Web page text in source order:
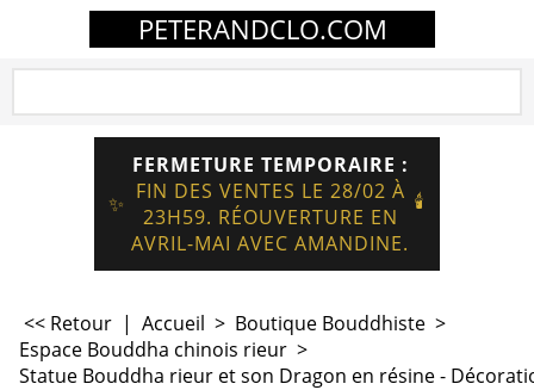
PETERANDCLO.COM
✨
FERMETURE TEMPORAIRE :
FIN DES VENTES LE 28/02 À
23H59. RÉOUVERTURE EN
AVRIL-MAI AVEC AMANDINE.
🕯️
<< Retour | Accueil > Boutique Bouddhiste >
Espace Bouddha chinois rieur >
Statue Bouddha rieur et son Dragon en résine -